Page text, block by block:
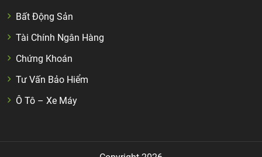
Bất Động Sản
Tài Chính Ngân Hàng
Chứng Khoán
Tư Vấn Bảo Hiểm
Ô Tô – Xe Máy